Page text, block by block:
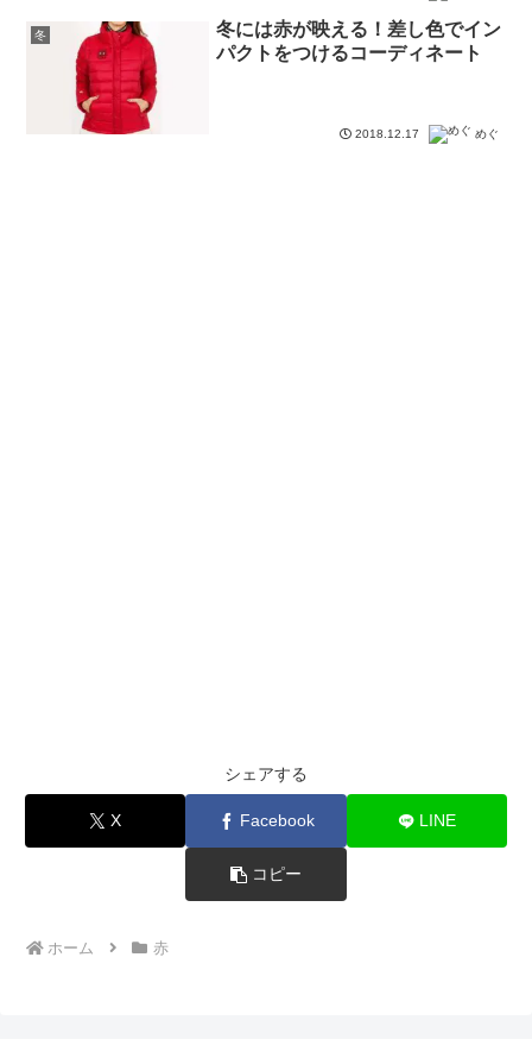
冬
冬には赤が映える！差し色でイン
パクトをつけるコーディネート
2018.12.17 めぐ
シェアする
X Facebook LINE
コピー
ホーム 赤